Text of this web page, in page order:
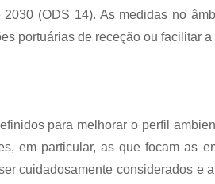
(ODS 14). As medidas no
portuárias de receção ou facilitar
para melhorar o perfil
em particular, as que focam as
cuidadosamente considerados